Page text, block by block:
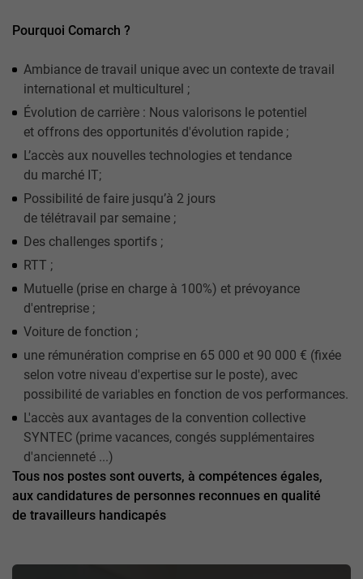
Pourquoi Comarch ?
Ambiance de travail unique avec un contexte de travail
international et multiculturel ;
Évolution de carrière : Nous valorisons le potentiel
et offrons des opportunités d'évolution rapide ;
L’accès aux nouvelles technologies et tendance
du marché IT;
Possibilité de faire jusqu’à 2 jours
de télétravail par semaine ;
Des challenges sportifs ;
RTT ;
Mutuelle (prise en charge à 100%) et prévoyance
d'entreprise ;
Voiture de fonction ;
une rémunération comprise en 65 000 et 90 000 € (fixée
selon votre niveau d'expertise sur le poste), avec
possibilité de variables en fonction de vos performances.
L'accès aux avantages de la convention collective
SYNTEC (prime vacances, congés supplémentaires
d'ancienneté ...)
Tous nos postes sont ouverts, à compétences égales,
aux candidatures de personnes reconnues en qualité
de travailleurs handicapés